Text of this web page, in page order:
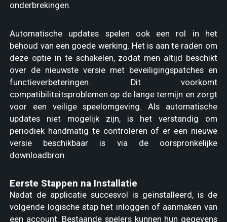
onderbrekingen.
Automatische updates spelen ook een rol in het
behoud van een goede werking. Het is aan te raden om
deze optie in te schakelen, zodat men altijd beschikt
over de nieuwste versie met beveiligingspatches en
functieverbeteringen. Dit voorkomt
compatibiliteitsproblemen op de lange termijn en zorgt
voor een veilige speelomgeving. Als automatische
updates niet mogelijk zijn, is het verstandig om
periodiek handmatig te controleren of er een nieuwe
versie beschikbaar is via de oorspronkelijke
downloadbron.
Eerste Stappen na Installatie
Nadat de applicatie succesvol is geïnstalleerd, is de
volgende logische stap het inloggen of aanmaken van
een account. Bestaande spelers kunnen hun gegevens